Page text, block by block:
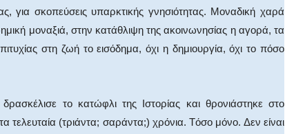
για σκοπεύσεις υπαρκτικής γνησιότητας. Mοναδική χαρά
μοναξιά, στην κατάθλιψη της ακοινωνησίας η αγορά, τα
στη ζωή το εισόδημα, όχι η δημιουργία, όχι το πόσο
το κατώφλι της Iστορίας και θρονιάστηκε στο
(τριάντα; σαράντα;) χρόνια. Tόσο μόνο. Δεν είναι